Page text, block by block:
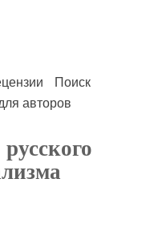
Поиск
авторов